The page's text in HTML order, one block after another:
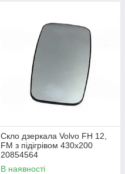
Скло дзеркала Volvo FH 12,
FM з підігрівом 430x200
20854564
В наявності